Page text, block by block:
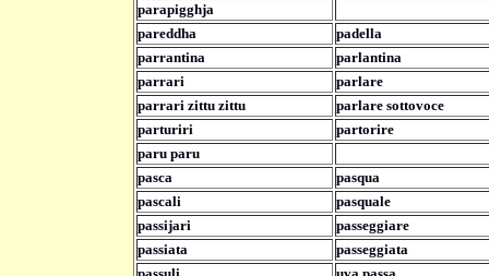
parapigghja
pareddha
padella
parrantina
parlantina
parrari
parlare
parrari zittu zittu
parlare sottovoce
parturiri
partorire
paru paru
pasca
pasqua
pascali
pasquale
passijari
passeggiare
passiata
passeggiata